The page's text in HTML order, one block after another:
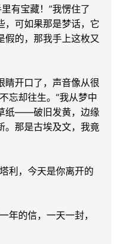
有宝藏！”我愣住了
可如果那是梦话，它
假的，那我手上这枚又
睛开口了，声音像从很
忘却往生。”我从梦中
纸——破旧发黄，边缘
。那是古埃及文，我竟
利，今天是你离开的
年的信，一天一封，